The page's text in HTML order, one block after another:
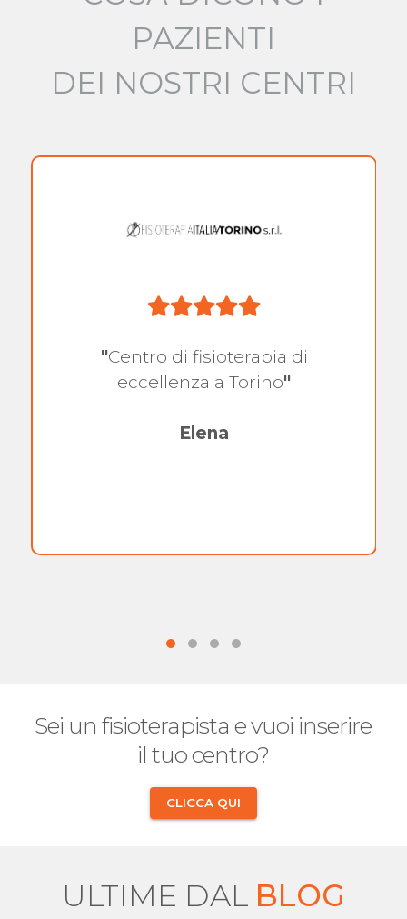
PAZIENTI
DEI NOSTRI CENTRI
"Centro di fisioterapia di
eccellenza a Torino"
Elena
Sei un fisioterapista e vuoi inserire
il tuo centro?
CLICCA QUI
ULTIME DAL BLOG